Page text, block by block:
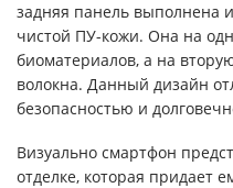
задняя панель выполнена
чистой ПУ-кожи. Она на
биоматериалов, а на
волокна. Данный дизайн
безопасностью и
Визуально смартфон
отделке, которая придает